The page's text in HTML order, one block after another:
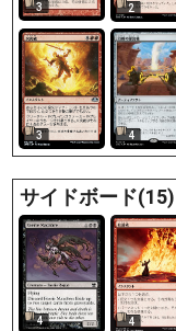
3 2
3 4
サイドボード(15)
4 4